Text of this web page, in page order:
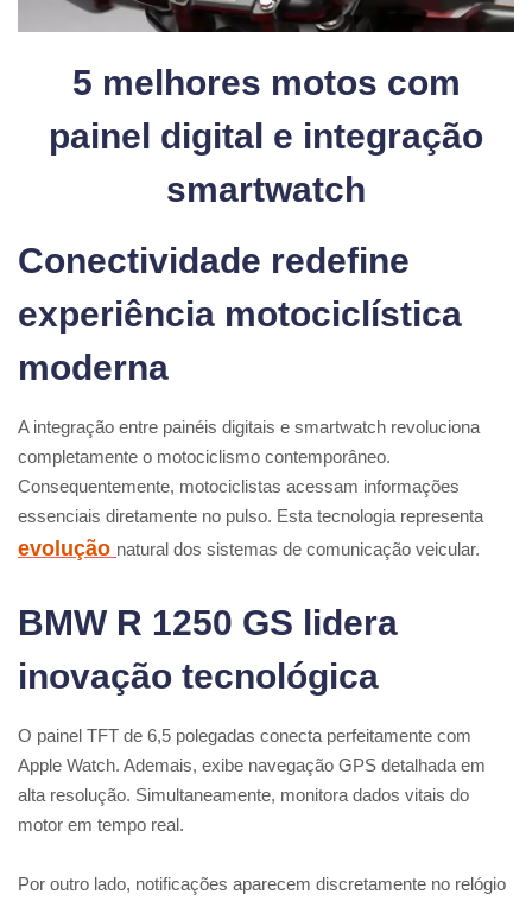
5 melhores motos com
painel digital e integração
smartwatch
Conectividade redefine
experiência motociclística
moderna
A integração entre painéis digitais e smartwatch revoluciona
completamente o motociclismo contemporâneo.
Consequentemente, motociclistas acessam informações
essenciais diretamente no pulso. Esta tecnologia representa
evolução natural dos sistemas de comunicação veicular.
BMW R 1250 GS lidera
inovação tecnológica
O painel TFT de 6,5 polegadas conecta perfeitamente com
Apple Watch. Ademais, exibe navegação GPS detalhada em
alta resolução. Simultaneamente, monitora dados vitais do
motor em tempo real.
Por outro lado, notificações aparecem discretamente no relógio